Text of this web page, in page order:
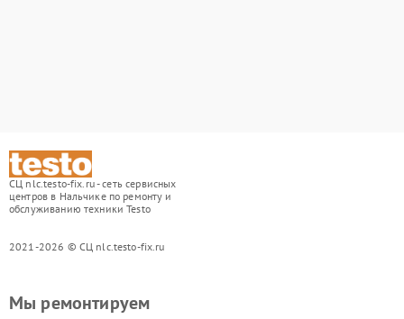
СЦ nlc.testo-fix.ru - сеть сервисных
центров в Нальчике по ремонту и
обслуживанию техники Testo
2021-2026 © СЦ nlc.testo-fix.ru
Мы ремонтируем